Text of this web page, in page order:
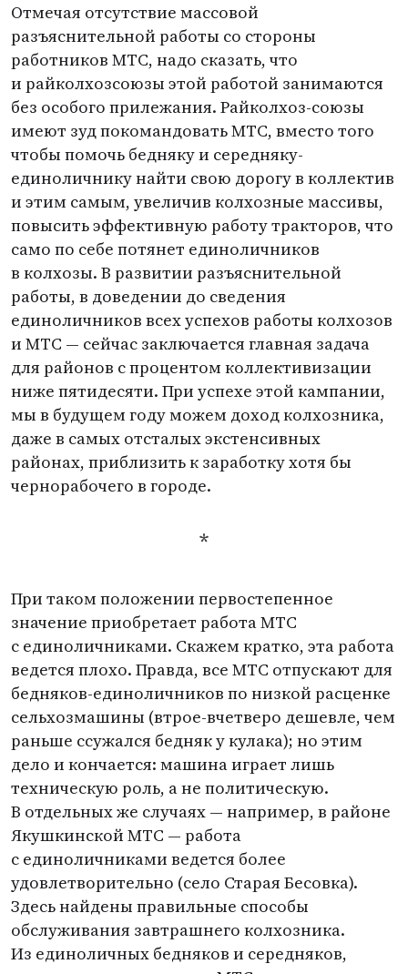
Отмечая отсутствие массовой
разъяснительной работы со стороны
работников МТС, надо сказать, что
и райколхозсоюзы этой работой занимаются
без особого прилежания. Райколхоз-союзы
имеют зуд покомандовать МТС, вместо того
чтобы помочь бедняку и середняку-
единоличнику найти свою дорогу в коллектив
и этим самым, увеличив колхозные массивы,
повысить эффективную работу тракторов, что
само по себе потянет единоличников
в колхозы. В развитии разъяснительной
работы, в доведении до сведения
единоличников всех успехов работы колхозов
и МТС — сейчас заключается главная задача
для районов с процентом коллективизации
ниже пятидесяти. При успехе этой кампании,
мы в будущем году можем доход колхозника,
даже в самых отсталых экстенсивных
районах, приблизить к заработку хотя бы
чернорабочего в городе.
*
При таком положении первостепенное
значение приобретает работа МТС
с единоличниками. Скажем кратко, эта работа
ведется плохо. Правда, все МТС отпускают для
бедняков-единоличников по низкой расценке
сельхозмашины (втрое-вчетверо дешевле, чем
раньше ссужался бедняк у кулака); но этим
дело и кончается: машина играет лишь
техническую роль, а не политическую.
В отдельных же случаях — например, в районе
Якушкинской МТС — работа
с единоличниками ведется более
удовлетворительно (село Старая Бесовка).
Здесь найдены правильные способы
обслуживания завтрашнего колхозника.
Из единоличных бедняков и середняков,